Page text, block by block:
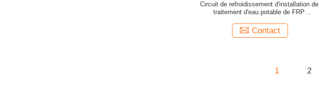
Circuit de refroidissement d'installation de
traitement d'eau potable de FRP
stérilisateur UV
Contact
1 2